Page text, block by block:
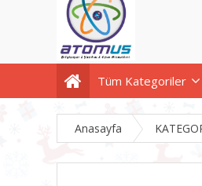
Tüm Kategoriler
Anasayfa